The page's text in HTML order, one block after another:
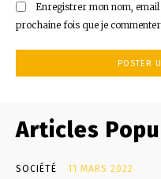
Enregistrer mon nom,
prochaine fois que je
Articles
SOCIÉTÉ 11 MARS 2022